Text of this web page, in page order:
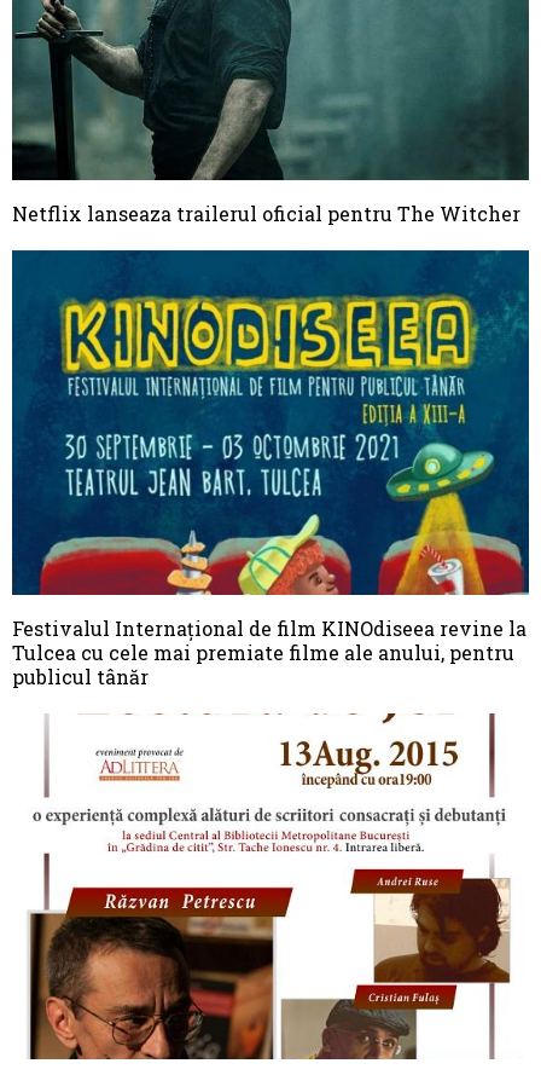
Netflix lanseaza trailerul oficial pentru The Witcher
Festivalul Internațional de film KINOdiseea revine la
Tulcea cu cele mai premiate filme ale anului, pentru
publicul tânăr